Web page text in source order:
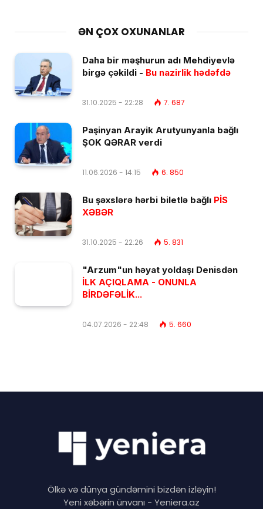
ƏN ÇOX OXUNANLAR
Daha bir məşhurun adı Mehdiyevlə
birgə çəkildi - Bu nazirlik hədəfdə
31.10.2025 - 22:28 7. 687
Paşinyan Arayik Arutyunyanla bağlı
ŞOK QƏRAR verdi
11.06.2026 - 14:15 6. 850
Bu şəxslərə hərbi biletlə bağlı PİS
XƏBƏR
31.10.2025 - 22:26 5. 831
"Arzum"un həyat yoldaşı Denisdən
İLK AÇIQLAMA - ONUNLA
BİRDƏFƏLİK...
04.07.2026 - 22:48 5. 660
Ölkə və dünya gündəmini bizdən izləyin!
Yeni xəbərin ünvanı - Yeniera.az